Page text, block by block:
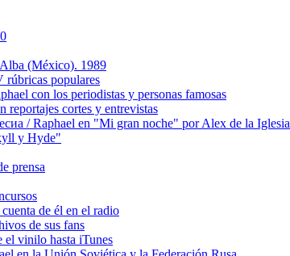
(México). 1989
rúbricas populares
con los periodistas y personas famosas
cortes y entrevistas
/ Raphael en "Mi gran noche" por Alex de la Iglesia
y Hyde"
prensa
de él en el radio
de sus fans
el vinilo hasta iTunes